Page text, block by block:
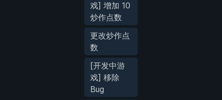
戏] 增加 10
炒作点数
更改炒作点
数
[开发中游
戏] 移除
Bug